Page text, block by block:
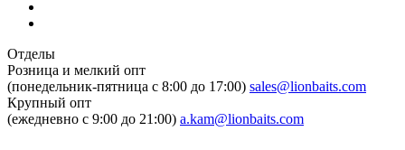
Отделы
Розница и мелкий опт
(понедельник-пятница c 8:00 до 17:00) sales@lionbaits.com
Крупный опт
(ежедневно с 9:00 до 21:00) a.kam@lionbaits.com